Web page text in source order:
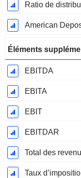
Ratio de
American
Éléments
EBITDA
EBITA
EBIT
EBITDAR
Total des
Taux